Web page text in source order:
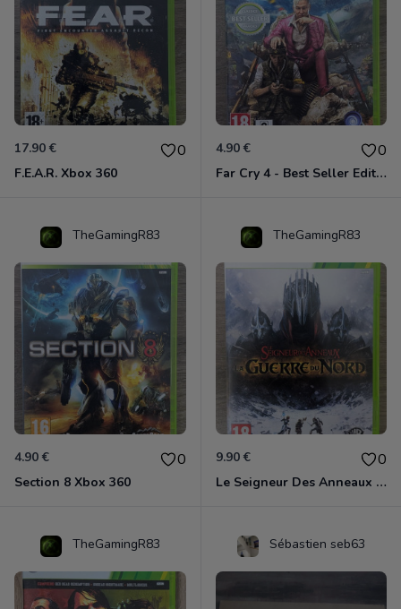
17.90 € 0
F.E.A.R. Xbox 360
4.90 € 0
Far Cry 4 - Best Seller Edition Xbox 360
TheGamingR83
4.90 € 0
Section 8 Xbox 360
TheGamingR83
9.90 € 0
Le Seigneur Des Anneaux - La Guerre Du Nord Xbox 360
TheGamingR83 Sébastien seb63